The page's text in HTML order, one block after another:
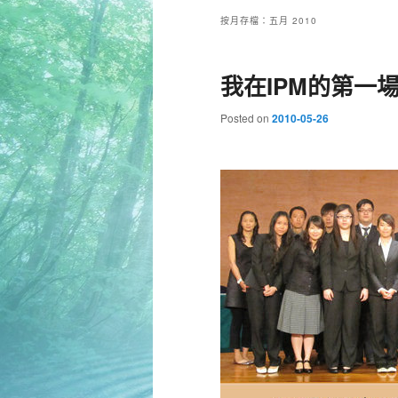
按月存檔： 五月 2010
我在IPM的第一
Posted on 2010-05-26